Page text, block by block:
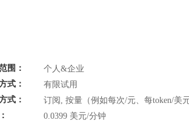
围：
个人&企业
式：
有限试用
式：
订阅, 按量（例如每次/元、每token/美元
0.0399 美元/分钟